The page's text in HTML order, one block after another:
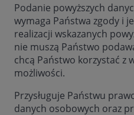
Podanie powyższych
wymaga Państwa zgody i
realizacji wskazanych
nie muszą Państwo
chcą Państwo korzystać z
możliwości.
Przysługuje Państwu
danych osobowych oraz